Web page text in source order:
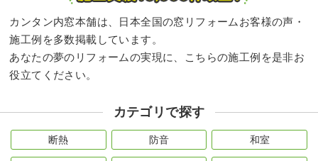
カンタン内窓本舗は、日本全国の窓リフォームお客様の声・
施工例を多数掲載しています。
あなたの夢のリフォームの実現に、こちらの施工例を是非お
役立てください。
カテゴリで探す
断熱 防音 和室